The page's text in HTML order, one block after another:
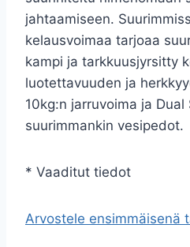
jahtaamiseen.
kelausvoimaa tarjoaa
kampi ja tarkkuusjyrsitty
luotettavuuden ja
10kg:n jarruvoima ja
suurimmankin vesipedot.
* Vaaditut tiedot
Arvostele ensimmäisenä